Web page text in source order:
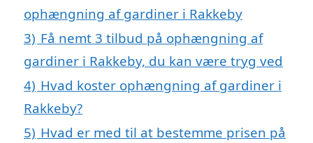
ophængning af gardiner i Rakkeby
3) Få nemt 3 tilbud på ophængning af
gardiner i Rakkeby, du kan være tryg ved
4) Hvad koster ophængning af gardiner i
Rakkeby?
5) Hvad er med til at bestemme prisen på